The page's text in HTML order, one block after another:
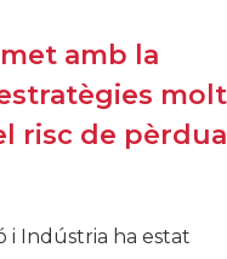
amb la
molt
risc de pèrdua
i Indústria ha estat